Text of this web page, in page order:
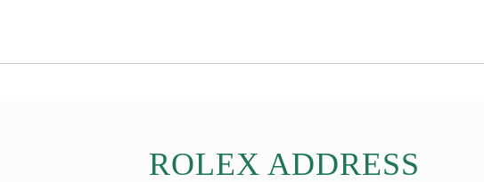
劳力士售后服务中心（需提前预约）
路与渤海大街交叉口劳力士售后服务中心（需提前预约）
王府井东方广场W3座6层602室劳力士售后服务中心（需提前预约）
ROLEX ADDRESS